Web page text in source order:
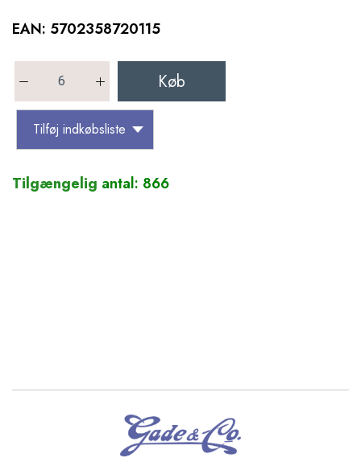
EAN: 5702358720115
Køb
Tilføj indkøbsliste
Tilgængelig antal: 866